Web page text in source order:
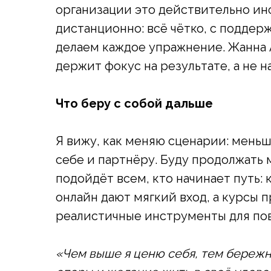
организации это действительно
дистанционно: всё чётко, с
делаем каждое упражнение. Жанна
держит фокус на результате, а не
Что беру с собой дальше
Я вижу, как меняю сценарии:
себе и партнёру. Буду
подойдёт всем, кто начинает
онлайн дают мягкий вход, а курсы
реалистичные инструменты для
«Чем выше я ценю себя, тем